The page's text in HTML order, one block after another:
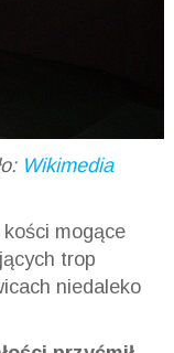
Wikimedia
mogące
trop
niedaleko